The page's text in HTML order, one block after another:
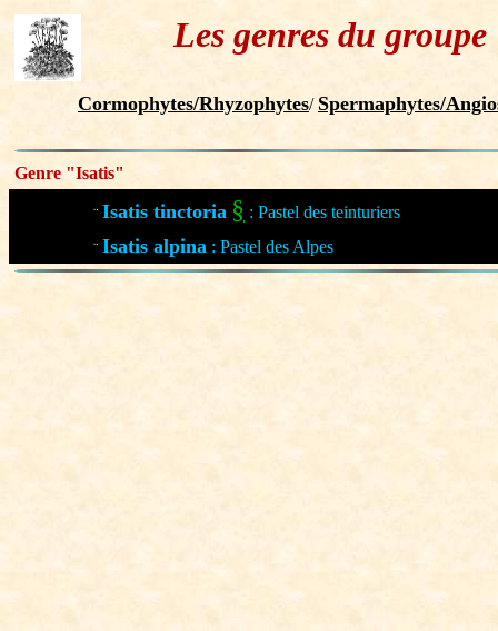
Les genres du
Cormophytes/Rhyzophytes/ Spermaphytes/
Genre "Isatis"
¨ Isatis tinctoria § : Pastel des teinturiers
¨ Isatis alpina : Pastel des Alpes